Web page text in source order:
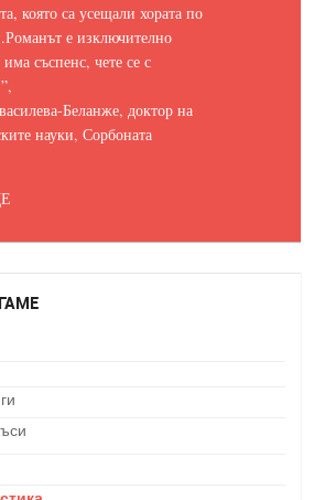
която са усещали хората по
Романът е изключително
съспенс, чете се с
”,
Беланже, доктор на
науки, Сорбоната